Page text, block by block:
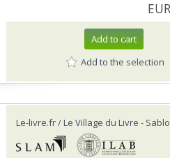
Add to cart
Add to the selection
Le-livre.fr / Le Village du Livre -